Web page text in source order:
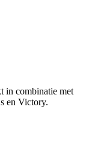
in combinatie met
en Victory.